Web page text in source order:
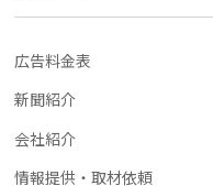
広告料金表
新聞紹介
会社紹介
情報提供・取材依頼